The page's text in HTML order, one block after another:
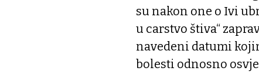
su nakon one o Ivi
u carstvo štiva“
navedeni datumi
bolesti odnosno